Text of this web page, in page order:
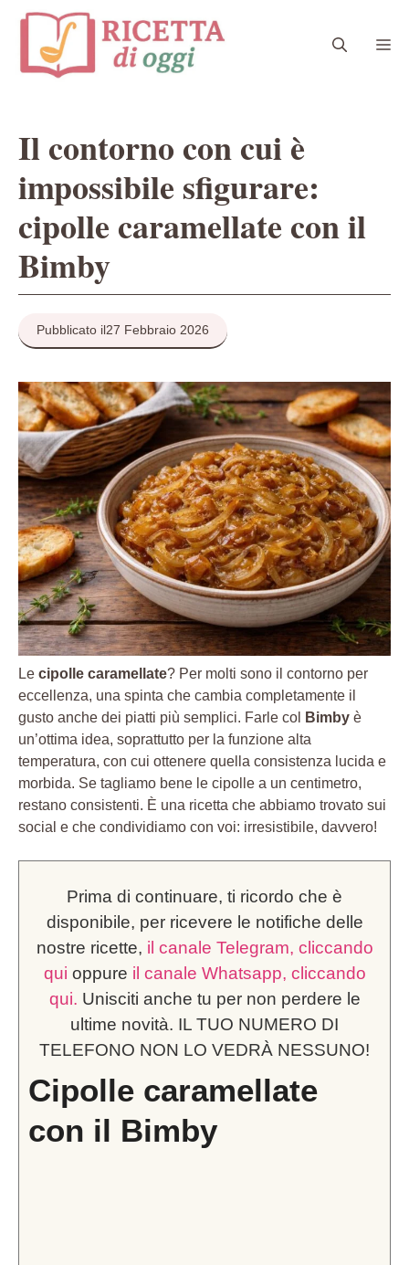
contenuto
Il contorno con cui è
impossibile sfigurare:
cipolle caramellate con il
Bimby
Pubblicato il27 Febbraio 2026
Le cipolle caramellate? Per molti sono il contorno per
eccellenza, una spinta che cambia completamente il
gusto anche dei piatti più semplici. Farle col
Bimby è
un’ottima idea, soprattutto per la funzione alta
temperatura, con cui ottenere quella consistenza lucida e
morbida. Se tagliamo bene le cipolle a un centimetro,
restano consistenti. È una ricetta che abbiamo trovato sui
social e che condividiamo con voi: irresistibile, davvero!
Prima di continuare, ti ricordo che è
disponibile, per ricevere le notifiche delle
nostre ricette, il canale Telegram, cliccando
qui oppure il canale Whatsapp, cliccando
qui. Unisciti anche tu per non perdere le
ultime novità. IL TUO NUMERO DI
TELEFONO NON LO VEDRÀ NESSUNO!
Cipolle caramellate
con il Bimby